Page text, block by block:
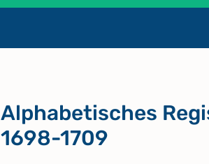
Alphabetisches
1698-1709